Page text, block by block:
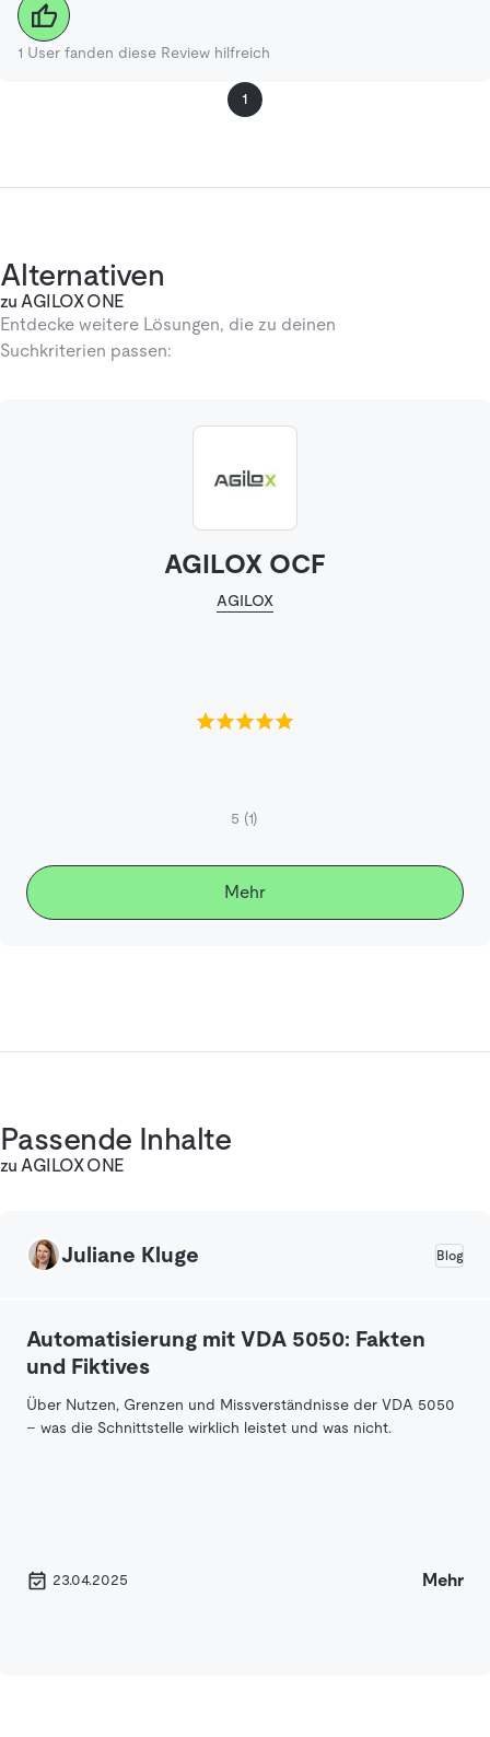
1 User fanden diese Review hilfreich
1
Alternativen
zu AGILOX ONE
Entdecke weitere Lösungen, die zu deinen
Suchkriterien passen:
AGILOX OCF
AGILOX
5 (1)
Mehr
Passende Inhalte
zu AGILOX ONE
Juliane Kluge Blog
Automatisierung mit VDA 5050: Fakten
und Fiktives
Über Nutzen, Grenzen und Missverständnisse der VDA 5050
– was die Schnittstelle wirklich leistet und was nicht.
23.04.2025 Mehr